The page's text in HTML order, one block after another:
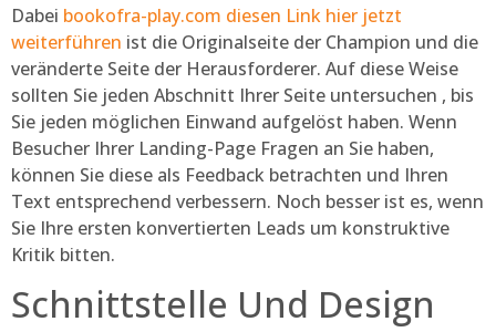
Dabei bookofra-play.com diesen Link hier jetzt
weiterführen ist die Originalseite der Champion und die
veränderte Seite der Herausforderer. Auf diese Weise
sollten Sie jeden Abschnitt Ihrer Seite untersuchen , bis
Sie jeden möglichen Einwand aufgelöst haben. Wenn
Besucher Ihrer Landing-Page Fragen an Sie haben,
können Sie diese als Feedback betrachten und Ihren
Text entsprechend verbessern. Noch besser ist es, wenn
Sie Ihre ersten konvertierten Leads um konstruktive
Kritik bitten.
Schnittstelle Und Design